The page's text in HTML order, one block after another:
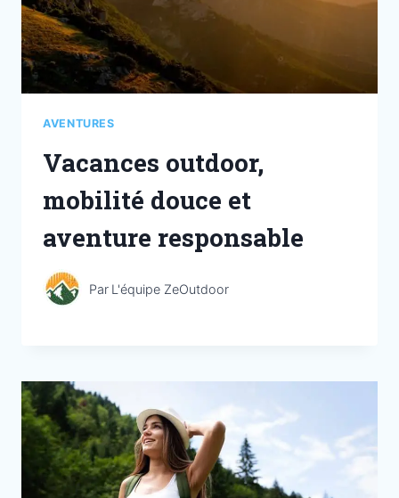
AVENTURES
Vacances outdoor,
mobilité douce et
aventure responsable
Par L'équipe ZeOutdoor